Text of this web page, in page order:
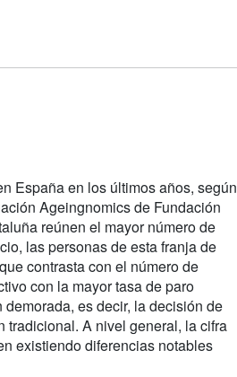
España en los últimos años, según
Ageingnomics de Fundación
reúnen el mayor número de
las personas de esta franja de
contrasta con el número de
con la mayor tasa de paro
es decir, la decisión de
tradicional. A nivel general, la cifra
existiendo diferencias notables